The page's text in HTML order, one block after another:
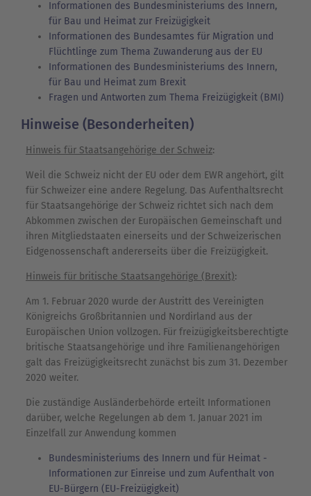
Informationen des Bundesministeriums des Innern,
für Bau und Heimat zur Freizügigkeit
Informationen des Bundesamtes für Migration und
Flüchtlinge zum Thema Zuwanderung aus der EU
Informationen des Bundesministeriums des Innern,
für Bau und Heimat zum Brexit
Fragen und Antworten zum Thema Freizügigkeit (BMI)
Hinweise (Besonderheiten)
Hinweis für Staatsangehörige der Schweiz:
Weil die Schweiz nicht der EU oder dem EWR angehört, gilt
für Schweizer eine andere Regelung. Das Aufenthaltsrecht
für Staatsangehörige der Schweiz richtet sich nach dem
Abkommen zwischen der Europäischen Gemeinschaft und
ihren Mitgliedstaaten einerseits und der Schweizerischen
Eidgenossenschaft andererseits über die Freizügigkeit.
Hinweis für britische Staatsangehörige (Brexit):
Am 1. Februar 2020 wurde der Austritt des Vereinigten
Königreichs Großbritannien und Nordirland aus der
Europäischen Union vollzogen. Für freizügigkeitsberechtigte
britische Staatsangehörige und ihre Familienangehörigen
galt das Freizügigkeitsrecht zunächst bis zum 31. Dezember
2020 weiter.
Die zuständige Ausländerbehörde erteilt Informationen
darüber, welche Regelungen ab dem 1. Januar 2021 im
Einzelfall zur Anwendung kommen
Bundesministeriums des Innern und für Heimat -
Informationen zur Einreise und zum Aufenthalt von
EU-Bürgern (EU-Freizügigkeit)